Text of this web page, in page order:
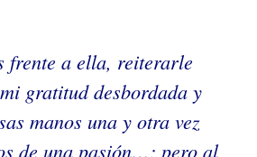
frente a ella, reiterarle
gratitud desbordada y
manos una y otra vez
de una pasión…; pero al